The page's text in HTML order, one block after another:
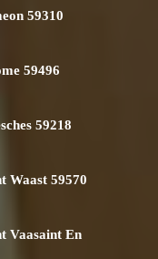
59310
59496
59218
Waast 59570
Vaasaint En